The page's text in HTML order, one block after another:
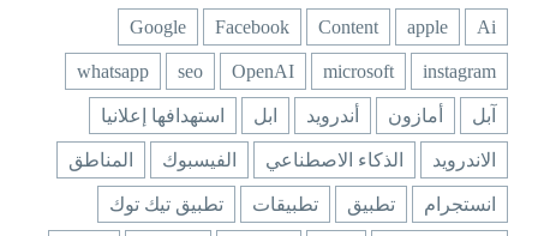
Ai
apple
Content
Facebook
Google
instagram
microsoft
OpenAI
seo
whatsapp
آبل أمازون أندرويد ابل استهدافها إعلانيا
الاندرويد الذكاء الاصطناعي الفيسبوك المناطق
انستجرام تطبيق تطبيقات تطبيق تيك توك